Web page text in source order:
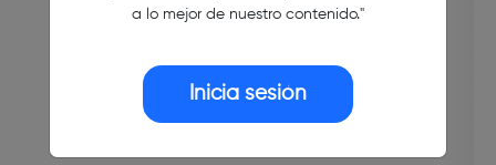
a lo mejor de nuestro contenido."
Inicia sesión